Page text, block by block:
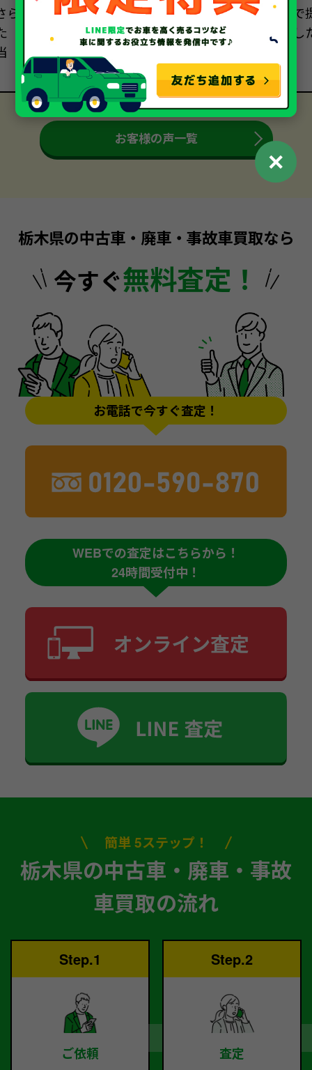
お客様の声一覧
栃木県の中古車・廃車・事故車買取なら
今すぐ無料査定！
お電話で今すぐ査定！
WEBでの査定はこちらから！
24時間受付中！
簡単 5ステップ！
栃木県の中古車・廃車・事故
車買取の流れ
Step.1
ご依頼
Step.2
査定
✕